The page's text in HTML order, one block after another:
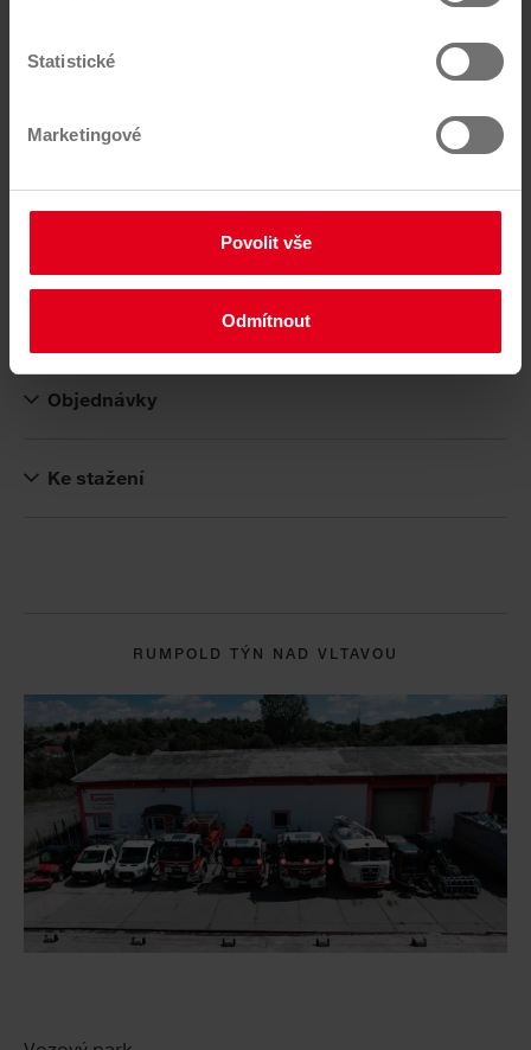
Statistické
Marketingové
Povolit vše
Odmítnout
Objednávky
Ke stažení
RUMPOLD TÝN NAD VLTAVOU